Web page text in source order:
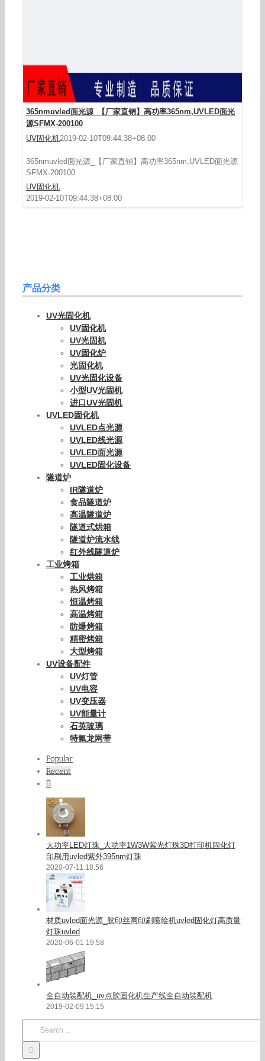
365nmuvled面光源_【厂家直销】高功率365nm,UVLED面光
源SFMX-200100
UV固化机2019-02-10T09:44:38+08:00
365nmuvled面光源_【厂家直销】高功率365nm,UVLED面光源
SFMX-200100
UV固化机
2019-02-10T09:44:38+08:00
产品分类
UV光固化机
UV固化机
UV光固机
UV固化炉
光固化机
UV光固化设备
小型UV光固机
进口UV光固机
UVLED固化机
UVLED点光源
UVLED线光源
UVLED面光源
UVLED固化设备
隧道炉
IR隧道炉
食品隧道炉
高温隧道炉
隧道式烘箱
隧道炉流水线
红外线隧道炉
工业烤箱
工业烘箱
热风烤箱
恒温烤箱
高温烤箱
防爆烤箱
精密烤箱
大型烤箱
UV设备配件
UV灯管
UV电容
UV变压器
UV能量计
石英玻璃
特氟龙网带
Popular
Recent
大功率LED灯珠_大功率1W3W紫光灯珠3D打印机固化灯
印刷用uvled紫外395nm灯珠
2020-07-11 18:56
材质uvled面光源_胶印丝网印刷喷绘机uvled固化灯高质量
灯珠uvled
2020-06-01 19:58
全自动装配机_uv点胶固化机生产线全自动装配机
2019-02-09 15:15